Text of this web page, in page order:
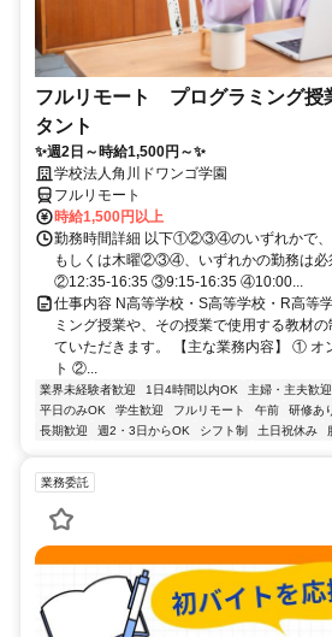
フルリモート プログラミング授
タント
✨週2日～時給1,500円～✨
学校法人角川ドワンゴ学園
フルリモート
時給1,500円以上
勤務時間詳細 以下①②③④のいずれかで
もしくは木曜②③④、いずれかの勤務は
②12:35-16:35 ③9:15-16:35 ④10:00...
仕事内容 N高等学校・S高等学校・R高等
ミング授業や、その授業で使用する教材
ていただきます。 【主な業務内容】 ① オ
ト ②...
業界未経験者歓迎 1日4時間以内OK 主婦・主夫歓迎
平日のみOK
学生歓迎 フルリモート 午前 研修あ
長期歓迎
週2・3日からOK シフト制 土日祝休み
業務委託